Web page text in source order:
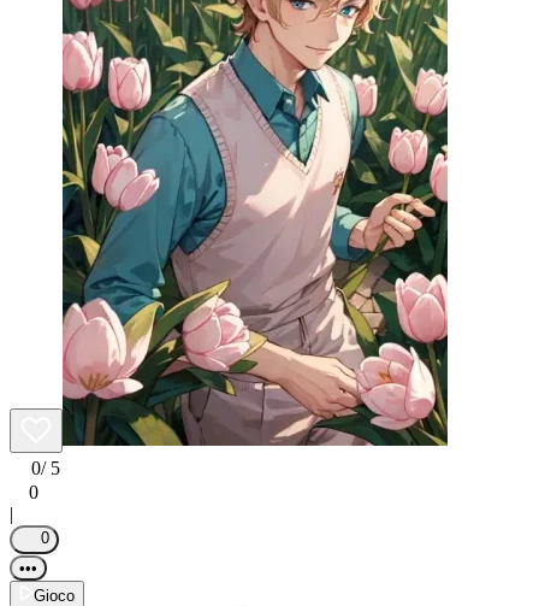
0/ 5
0
|
0
•••
Gioco